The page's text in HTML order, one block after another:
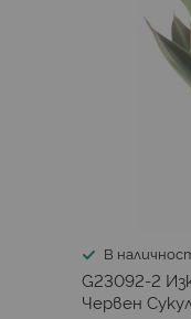
В
G23092-2
Червен